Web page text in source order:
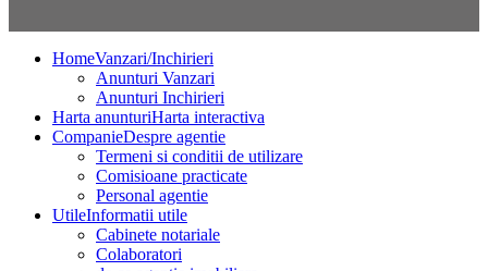
HomeVanzari/Inchirieri
Anunturi Vanzari
Anunturi Inchirieri
Harta anunturiHarta interactiva
CompanieDespre agentie
Termeni si conditii de utilizare
Comisioane practicate
Personal agentie
UtileInformatii utile
Cabinete notariale
Colaboratori